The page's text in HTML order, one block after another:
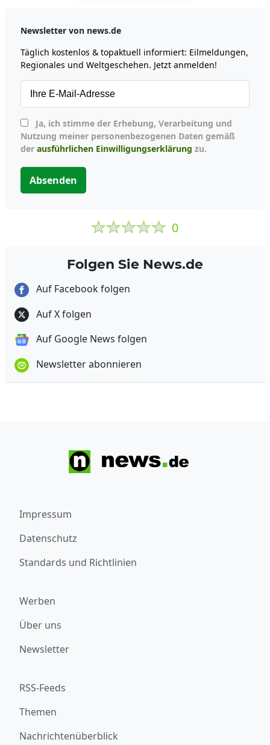
Newsletter von news.de
Täglich kostenlos & topaktuell informiert: Eilmeldungen,
Regionales und Weltgeschehen. Jetzt anmelden!
Nutzung meiner personenbezogenen Daten gemäß
der ausführlichen Einwilligungserklärung zu.
Absenden
0
Folgen Sie News.de
Auf Facebook folgen
Auf X folgen
Auf Google News folgen
Newsletter abonnieren
Impressum
Datenschutz
Standards und Richtlinien
Werben
Über uns
Newsletter
RSS-Feeds
Themen
Nachrichtenüberblick